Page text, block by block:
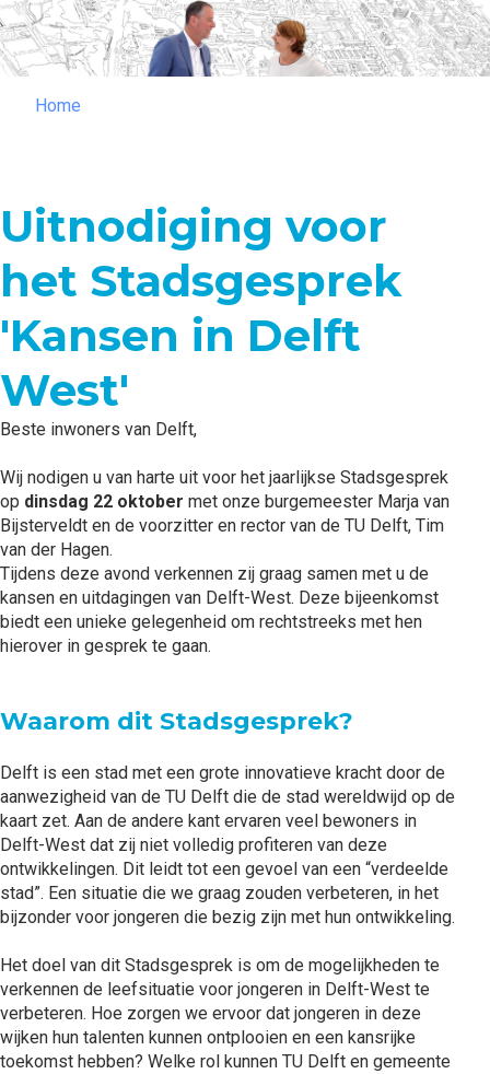
Home
Uitnodiging voor
het Stadsgesprek
'Kansen in Delft
West'​
Beste inwoners van Delft,
Wij nodigen u van harte uit voor het jaarlijkse Stadsgesprek
op dinsdag 22 oktober met onze burgemeester Marja van
Bijsterveldt en de voorzitter en rector van de TU Delft, Tim
van der Hagen.
Tijdens deze avond verkennen zij graag samen met u de
kansen en uitdagingen van Delft-West. Deze bijeenkomst
biedt een unieke gelegenheid om rechtstreeks met hen
hierover in gesprek te gaan.
Waarom dit Stadsgesprek?
Delft is een stad met een grote innovatieve kracht door de
aanwezigheid van de TU Delft die de stad wereldwijd op de
kaart zet. Aan de andere kant ervaren veel bewoners in
Delft-West dat zij niet volledig profiteren van deze
ontwikkelingen. Dit leidt tot een gevoel van een “verdeelde
stad”. Een situatie die we graag zouden verbeteren, in het
bijzonder voor jongeren die bezig zijn met hun ontwikkeling.
Het doel van dit Stadsgesprek is om de mogelijkheden te
verkennen de leefsituatie voor jongeren in Delft-West te
verbeteren. Hoe zorgen we ervoor dat jongeren in deze
wijken hun talenten kunnen ontplooien en een kansrijke
toekomst hebben? Welke rol kunnen TU Delft en gemeente